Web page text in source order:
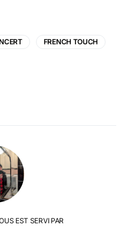
FRENCH TOUCH
EST SERVI PAR